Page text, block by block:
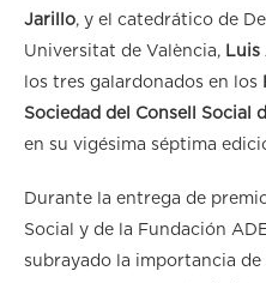
Jarillo, y el catedrático de
Universitat de València, Luis
los tres galardonados en los
Sociedad del Consell Social
en su vigésima séptima
Durante la entrega de
Social y de la Fundación
subrayado la importancia